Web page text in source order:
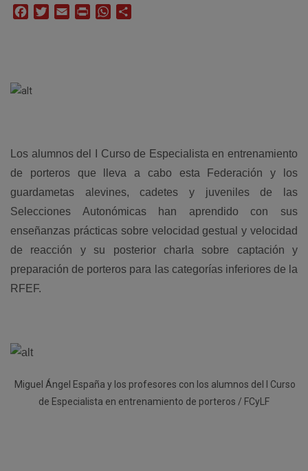
FacebookTwitterEmail Print WhatsApp
Los alumnos del I Curso de Especialista en entrenamiento
de porteros que lleva a cabo esta Federación y los
guardametas alevines, cadetes y juveniles de las
Selecciones Autonómicas han aprendido con sus
enseñanzas prácticas sobre velocidad gestual y velocidad
de reacción y su posterior charla sobre captación y
preparación de porteros para las categorías inferiores de la
RFEF.
Miguel Ángel España y los profesores con los alumnos del I Curso
de Especialista en entrenamiento de porteros / FCyLF